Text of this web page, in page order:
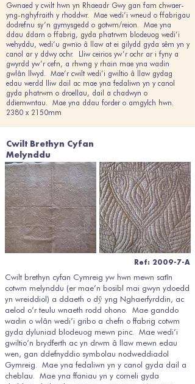
Gwnaed y cwilt hwn yn Rhaeadr Gwy gan fam chwaer-
yng-nghyfraith y rhoddwr. Mae wedi’i wneud o ffabrigau
dodrefnu sy’n gymysgedd o gotwm/reion. Mae yna
ddau ddarn o ffabrig, gyda phatrwm blodeuog wedi’i
wehyddu, wedi’u gwnïo â llaw at ei gilydd gyda sêm yn y
canol ar y ddwy ochr. Lliw ceirios yw’r ochr ar i fyny a
gwyrdd yw’r cefn, a rhwng y rhain mae yna wadin
gwlân llwyd. Mae’r cwilt wedi’i gwiltio â llaw gydag
edau werdd lliw dail ac mae yna fedaliwn yn y canol
gyda phatrwm o droellau, dail a chadwyn o
ddiemwntau. Mae yna ddau forder o amgylch hwn.
2380 x 2150mm
Cwilt Brethyn Cyfan
Melynddu
Ref: 2009-7-A
Cwilt brethyn cyfan Cymreig yw hwn mewn satîn
cotwm melynddu (er mae’n bosibl mai gwyn ydoedd
yn wreiddiol) a ddaeth o dŷ yng Nghaerfyrddin, ac
aelod o’r teulu wnaeth rodd ohono. Mae ganddo
wadin o wlân wedi’i gribo a chefn o ffabrig cotwm
gyda dyluniad blodeuog mewn pinc. Mae wedi’i
gwiltio’n brydferth ac yn drwm â llaw mewn edau
wen, gan ddefnyddio symbolau nodweddiadol
Gymreig. Mae yna fedaliwn yn y canol gyda dail a
cheblau. Mae yna ffaniau yn y corneli gyda